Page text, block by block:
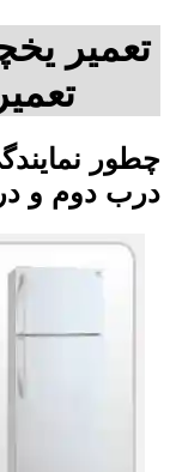
تعمیر
چطور
درب دوم و